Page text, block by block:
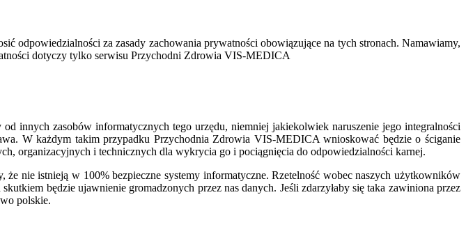
za zasady zachowania prywatności obowiązujące na tych stronach. Namawiamy,
dotyczy tylko serwisu Przychodni Zdrowia VIS-MEDICA
innych zasobów informatycznych tego urzędu, niemniej jakiekolwiek naruszenie jego integralności
W każdym takim przypadku Przychodnia Zdrowia VIS-MEDICA wnioskować będzie o ściganie
organizacyjnych i technicznych dla wykrycia go i pociągnięcia do odpowiedzialności karnej.
nie istnieją w 100% bezpieczne systemy informatyczne. Rzetelność wobec naszych użytkowników
będzie ujawnienie gromadzonych przez nas danych. Jeśli zdarzyłaby się taka zawiniona przez
polskie.